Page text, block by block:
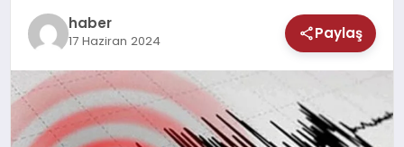
haber
17 Haziran 2024 Paylaş